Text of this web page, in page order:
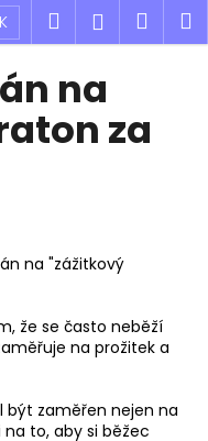
Hledat
na
za
na "zážitkový
že se často neběží
na prožitek a
být zaměřen nejen na
to, aby si běžec